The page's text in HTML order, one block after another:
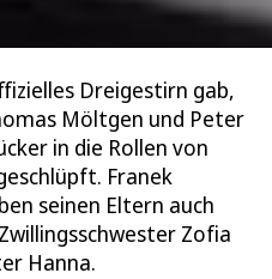
Dreigestirn gab,
Möltgen und Peter
in die Rollen von
Franek
seinen Eltern auch
Zofia
Hanna.